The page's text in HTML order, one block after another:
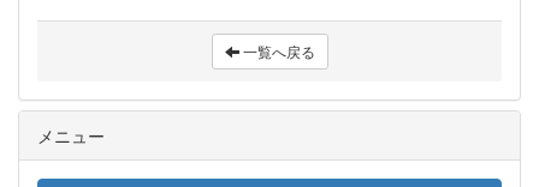
一覧へ戻る
メニュー